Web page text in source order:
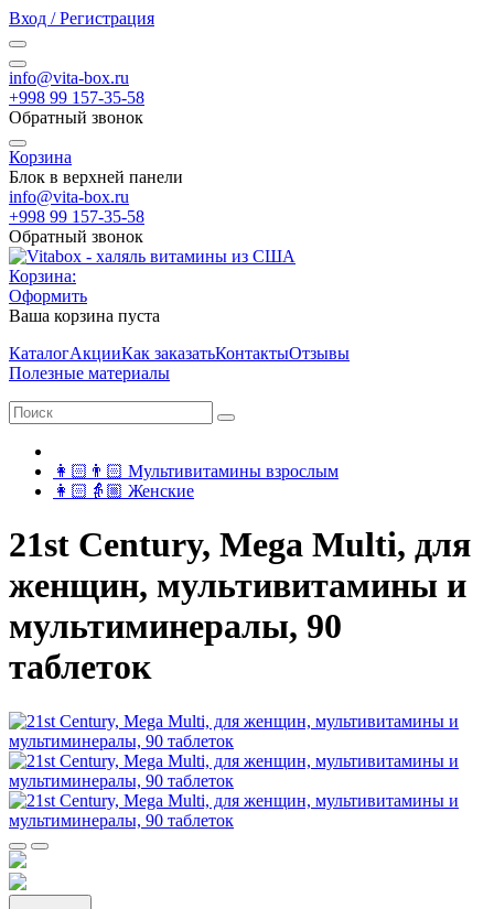
Вход / Регистрация
info@vita-box.ru
+998 99 157-35-58
Обратный звонок
Корзина
Блок в верхней панели
info@vita-box.ru
+998 99 157-35-58
Обратный звонок
Корзина:
Оформить
Ваша корзина пуста
КаталогАкцииКак заказатьКонтактыОтзывы
Полезные материалы
👩🏻👨🏻 Мультивитамины взрослым
👩🏻👵🏼 Женские
21st Century, Mega Multi, для
женщин, мультивитамины и
мультиминералы, 90
таблеток